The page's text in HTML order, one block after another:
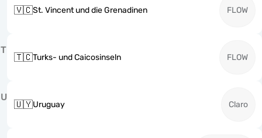
🇻🇨St. Vincent und die Grenadinen FLOW
T
🇹🇨Turks- und Caicosinseln FLOW
U
🇺🇾Uruguay Claro